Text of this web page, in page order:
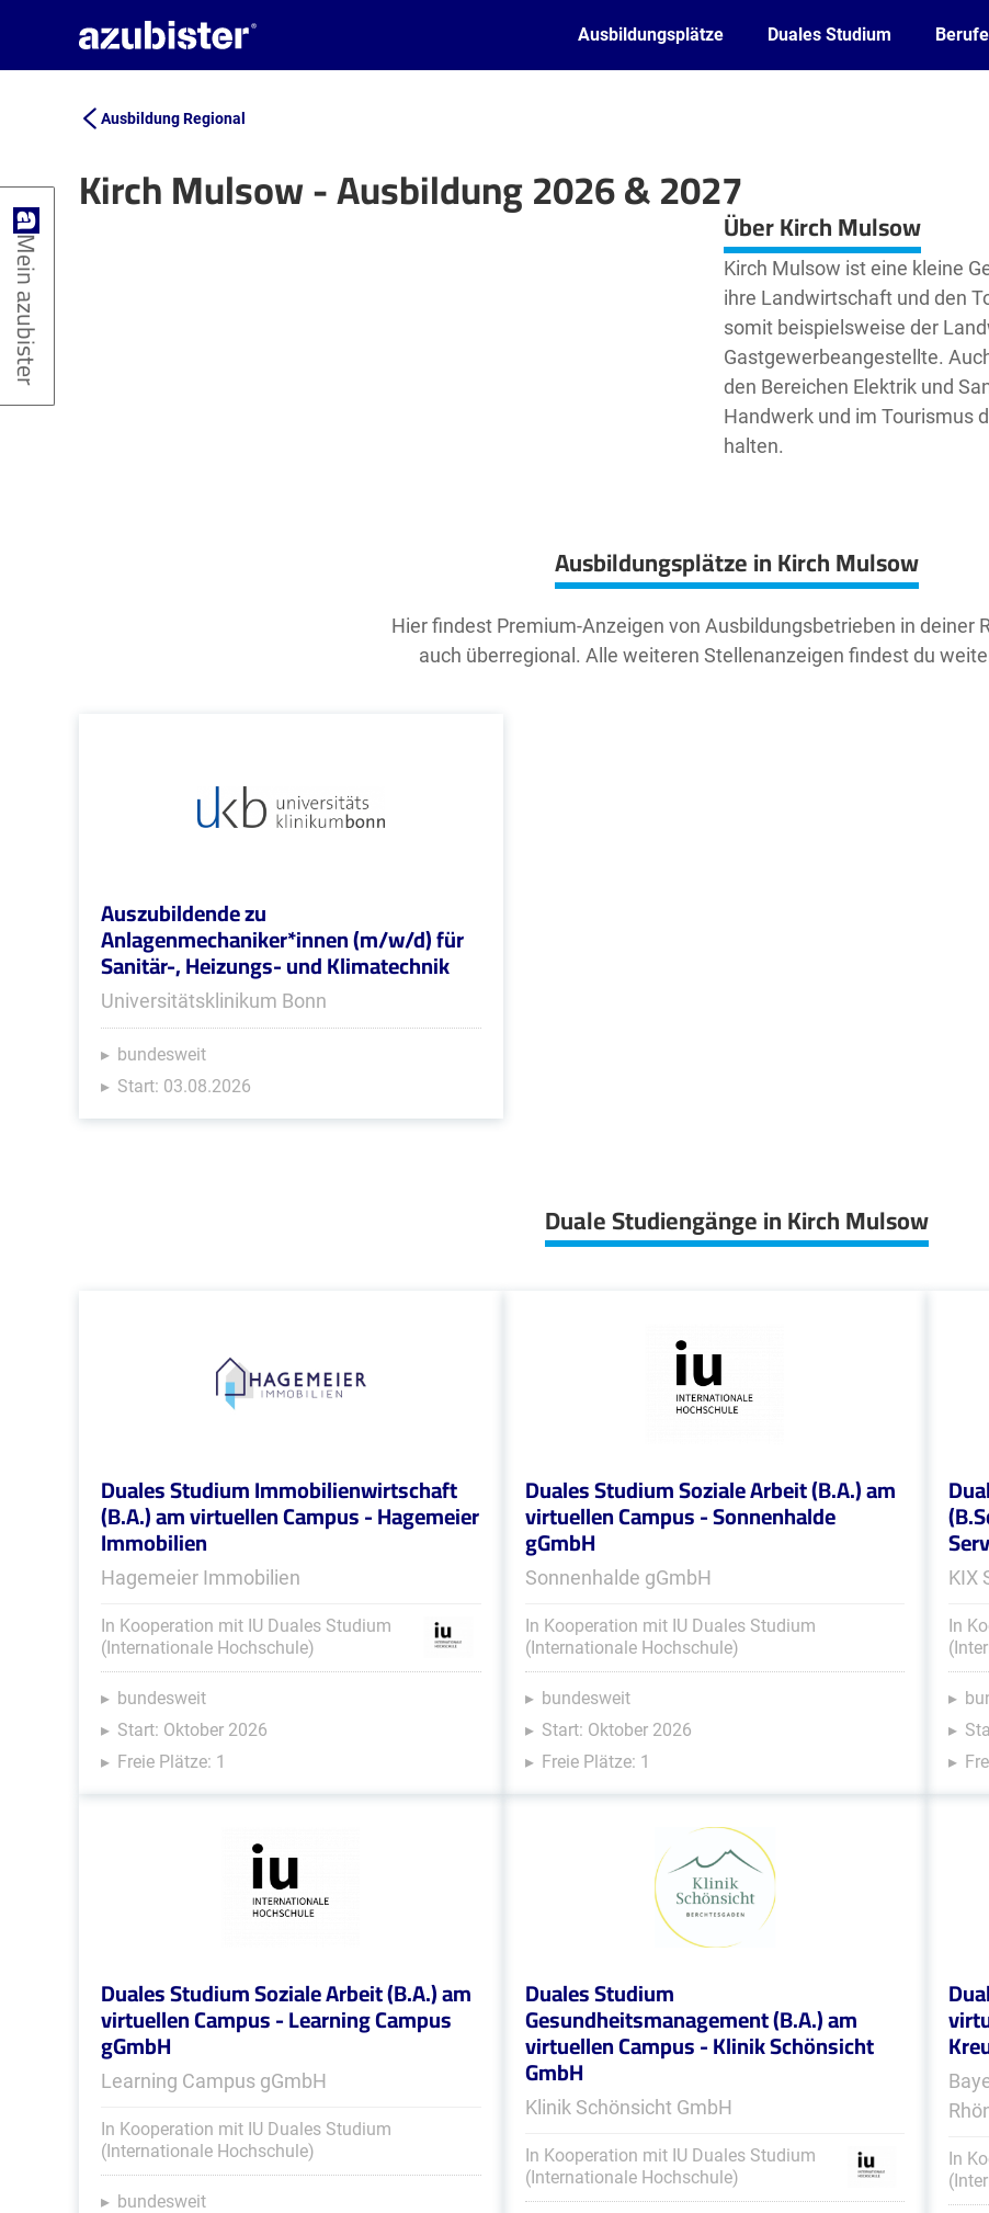
Ausbildungsplätze Duales Studium Berufe
Ausbildung Regional
Kirch Mulsow - Ausbildung 2026 & 2027
Leaflet| ©OpenStreetMap2 contributors Über Kirch Mulsow
Kirch Mulsow ist eine kleine
ihre Landwirtschaft und den
somit beispielsweise der
Gastgewerbeangestellte.
den Bereichen Elektrik und
Handwerk und im Tourismus
halten.
Ausbildungsplätze in Kirch Mulsow
Hier findest Premium-Anzeigen von Ausbildungsbetrieben in deiner
auch überregional. Alle weiteren Stellenanzeigen findest du
Auszubildende zu
Anlagenmechaniker*innen (m/w/d) für
Sanitär-, Heizungs- und Klimatechnik
Universitätsklinikum Bonn
bundesweit
Start: 03.08.2026
Duale Studiengänge in Kirch Mulsow
Duales Studium Immobilienwirtschaft
(B.A.) am virtuellen Campus - Hagemeier
Immobilien
Hagemeier Immobilien
In Kooperation mit IU Duales Studium
(Internationale Hochschule)
bundesweit
Start: Oktober 2026
Freie Plätze: 1
Duales Studium Soziale Arbeit (B.A.) am
virtuellen Campus - Sonnenhalde
gGmbH
Sonnenhalde gGmbH
In Kooperation mit IU Duales Studium
(Internationale Hochschule)
bundesweit
Start: Oktober 2026
Freie Plätze: 1
KIX
In
Duales Studium Soziale Arbeit (B.A.) am
virtuellen Campus - Learning Campus
gGmbH
Learning Campus gGmbH
In Kooperation mit IU Duales Studium
(Internationale Hochschule)
bundesweit
Duales Studium
Gesundheitsmanagement (B.A.) am
virtuellen Campus - Klinik Schönsicht
GmbH
Klinik Schönsicht GmbH
In Kooperation mit IU Duales Studium
(Internationale Hochschule)
In
Mein azubister